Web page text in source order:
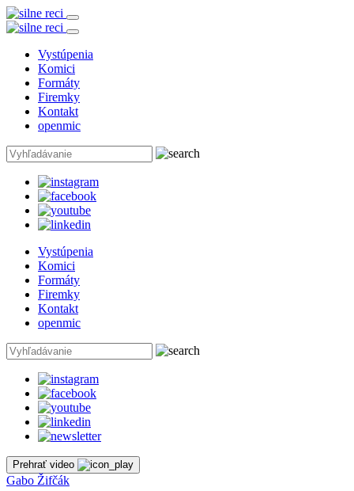
Vystúpenia
Komici
Formáty
Firemky
Kontakt
openmic
Vystúpenia
Komici
Formáty
Firemky
Kontakt
openmic
Prehrať video
Gabo Žifčák